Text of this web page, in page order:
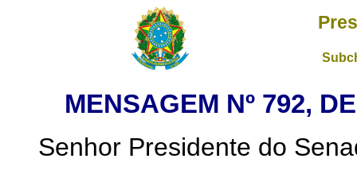
MENSAGEM Nº 792,
Senhor Presidente do